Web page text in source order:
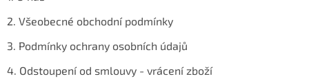
2. Všeobecné obchodní podmínky
3. Podmínky ochrany osobních údajů
4. Odstoupení od smlouvy - vrácení zboží